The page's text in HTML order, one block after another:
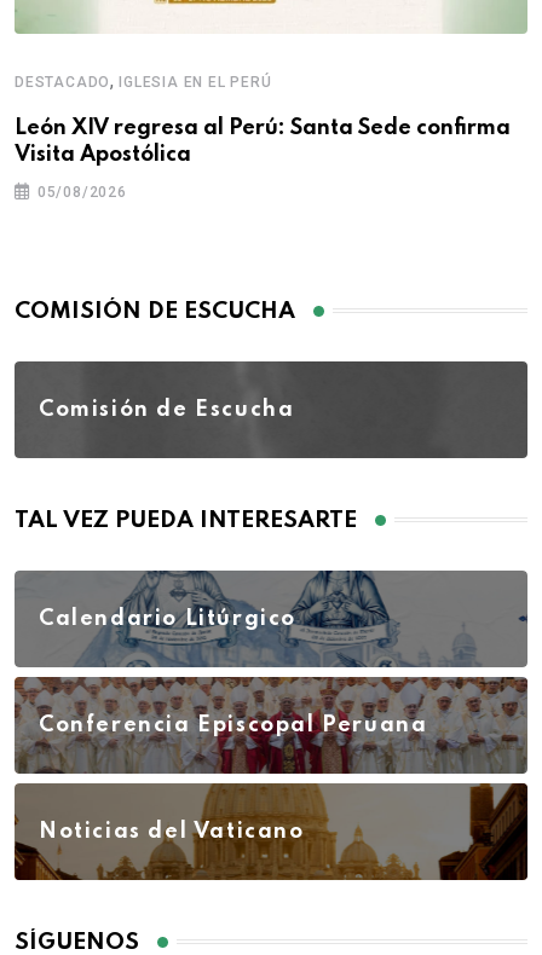
DESTACADO,IGLESIA EN EL PERÚ
León XIV regresa al Perú: Santa Sede confirma
Visita Apostólica
05/08/2026
COMISIÓN DE ESCUCHA
Comisión de Escucha
TAL VEZ PUEDA INTERESARTE
Calendario Litúrgico
Conferencia Episcopal Peruana
Noticias del Vaticano
SÍGUENOS